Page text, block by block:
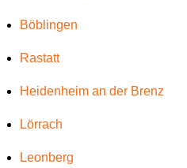
Böblingen
Rastatt
Heidenheim an der Brenz
Lörrach
Leonberg